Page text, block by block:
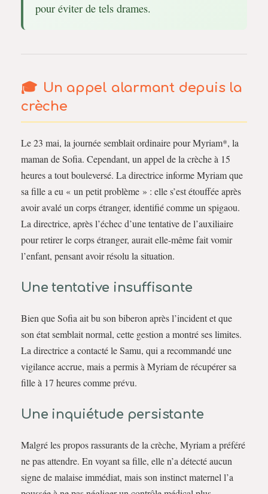
pour éviter de tels drames.
Un appel alarmant depuis la
crèche
Le 23 mai, la journée semblait ordinaire pour Myriam*, la
maman de Sofia. Cependant, un appel de la crèche à 15
heures a tout bouleversé. La directrice informe Myriam que
sa fille a eu « un petit problème » : elle s’est étouffée après
avoir avalé un corps étranger, identifié comme un spigaou.
La directrice, après l’échec d’une tentative de l’auxiliaire
pour retirer le corps étranger, aurait elle-même fait vomir
l’enfant, pensant avoir résolu la situation.
Une tentative insuffisante
Bien que Sofia ait bu son biberon après l’incident et que
son état semblait normal, cette gestion a montré ses limites.
La directrice a contacté le Samu, qui a recommandé une
vigilance accrue, mais a permis à Myriam de récupérer sa
fille à 17 heures comme prévu.
Une inquiétude persistante
Malgré les propos rassurants de la crèche, Myriam a préféré
ne pas attendre. En voyant sa fille, elle n’a détecté aucun
signe de malaise immédiat, mais son instinct maternel l’a